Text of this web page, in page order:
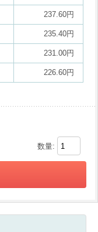
237.60円
235.40円
231.00円
226.60円
数量: